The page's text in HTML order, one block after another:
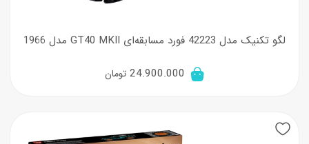
لگو تکنیک مدل 42223 فورد مسابقه‌ای GT40 MKII مدل 1966
24.900.000 تومان